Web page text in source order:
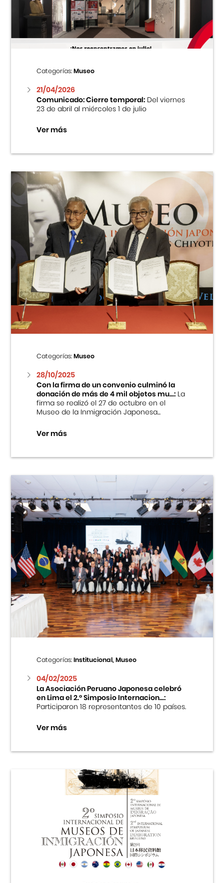
Centro Cultural Peruano Japonés
Museo de la Inmigración Japonesa
Fondo Editorial
Teatro Peruano Japonés
Categorías:Museo
21/04/2026
Comunicado: Cierre temporal:Del viernes
23 de abril al miércoles 1 de julio
Ver más
Categorías:Museo
28/10/2025
Con la firma de un convenio culminó la
donación de más de 4 mil objetos mu...:La
firma se realizó el 27 de octubre en el
Museo de la Inmigración Japonesa...
Ver más
Categorías:Institucional, Museo
04/02/2025
La Asociación Peruano Japonesa celebró
en Lima el 2.º Simposio Internacion...:
Participaron 18 representantes de 10 países.
Ver más